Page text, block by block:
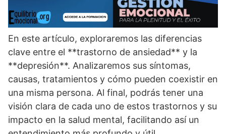
En este artí­culo, exploraremos las diferencias
clave entre el **trastorno de ansiedad** y la
**depresión**. Analizaremos sus sí­ntomas,
causas, tratamientos y cómo pueden coexistir en
una misma persona. Al final, podrás tener una
visión clara de cada uno de estos trastornos y su
impacto en la salud mental, facilitando así­ un